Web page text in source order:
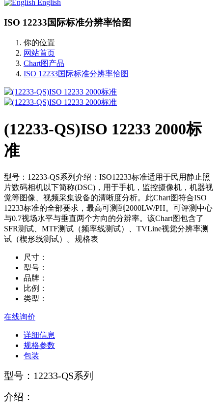
English
ISO 12233国际标准分辨率恰图
你的位置
网站首页
Chart图产品
ISO 12233国际标准分辨率恰图
(12233-QS)ISO 12233 2000标
准
型号：12233-QS系列介绍：ISO12233标准适用于民用静止照
片数码相机以下简称(DSC)，用于手机，监控摄像机，机器视
觉等图像、视频采集设备的清晰度分析。此Chart图符合ISO
12233标准的全部要求，最高可测到2000LW/PH。可评测中心
与0.7视场水平与垂直两个方向的分辨率。该Chart图包含了
SFR测试、MTF测试（频率线测试）、TVLine视觉分辨率测
试（楔形线测试）。规格表
尺寸：
型号：
品牌：
比例：
类型：
在线询价
详细信息
规格参数
包装
型号：12233-QS系列
介绍：